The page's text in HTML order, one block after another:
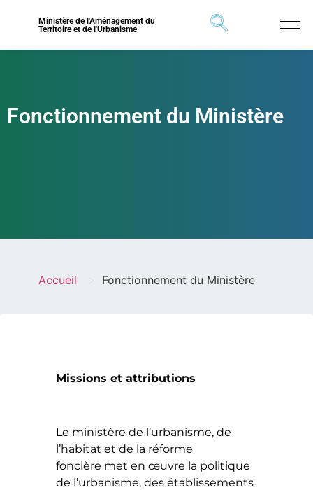
Ministère de l'Aménagement du
Territoire et de l'Urbanisme
Fonctionnement du Ministère
Accueil Fonctionnement du Ministère
Missions et attributions
Le ministère de l’urbanisme, de
l’habitat et de la réforme
foncière met en œuvre la politique
de l’urbanisme, des établissements